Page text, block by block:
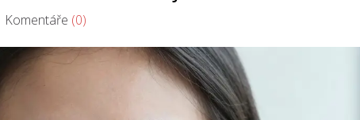
Komentáře (0)